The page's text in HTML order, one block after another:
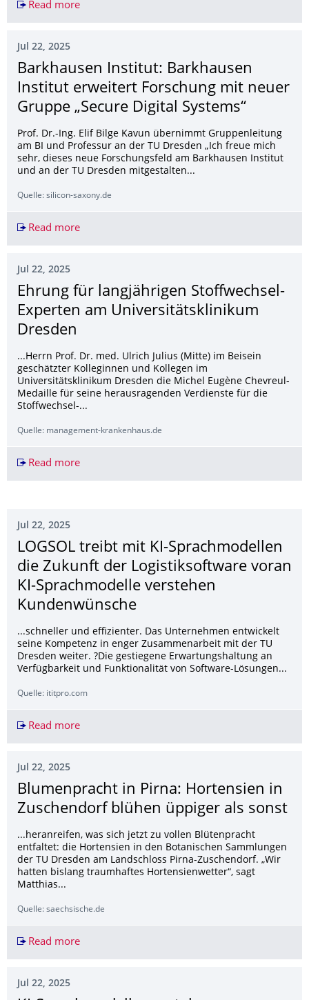
Read moreTU Dresden: Gleichstellung als Erfolgsfaktor:
Jul 22, 2025
Barkhausen Institut: Barkhausen
Institut erweitert Forschung mit neuer
Gruppe „Secure Digital Systems“
Prof. Dr.-Ing. Elif Bilge Kavun übernimmt Gruppenleitung
am BI und Professur an der TU Dresden „Ich freue mich
sehr, dieses neue Forschungsfeld am Barkhausen Institut
und an der TU Dresden mitgestalten...
Quelle: silicon-saxony.de
Read moreBarkhausen Institut: Barkhausen Institut
Jul 22, 2025
Ehrung für langjährigen Stoffwechsel-
Experten am Universitätsk­linikum
Dresden
...Herrn Prof. Dr. med. Ulrich Julius (Mitte) im Beisein
geschätzter Kolleginnen und Kollegen im
Universitätsklinikum Dresden die Michel Eugène Chevreul-
Medaille für seine herausragenden Verdienste für die
Stoffwechsel-...
Quelle: management-krankenhaus.de
Read moreEhrung für langjährigen Stoffwechsel-Experten
Jul 22, 2025
LOGSOL treibt mit KI-Sprachmodellen
die Zukunft der Logistiksoftware voran
KI-Sprachmodelle verstehen
Kundenwünsche
...schneller und effizienter. Das Unternehmen entwickelt
seine Kompetenz in enger Zusammenarbeit mit der TU
Dresden weiter. ?Die gestiegene Erwartungshaltung an
Verfügbarkeit und Funktionalität von Software-Lösungen...
Quelle: ititpro.com
Read moreLOGSOL treibt mit KI-Sprachmodellen die
Jul 22, 2025
Blumenpracht in Pirna: Hortensien in
Zuschendorf blühen üppiger als sonst
...heranreifen, was sich jetzt zu vollen Blütenpracht
entfaltet: die Hortensien in den Botanischen Sammlungen
der TU Dresden am Landschloss Pirna-Zuschendorf. „Wir
hatten bislang traumhaftes Hortensienwetter“, sagt
Matthias...
Quelle: saechsische.de
Read moreBlumenpracht in Pirna: Hortensien in
Jul 22, 2025